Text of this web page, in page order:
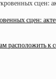
сцен:
расположить к